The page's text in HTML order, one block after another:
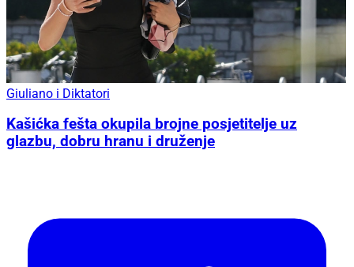
Giuliano i Diktatori
Kašićka fešta okupila brojne posjetitelje uz
glazbu, dobru hranu i druženje